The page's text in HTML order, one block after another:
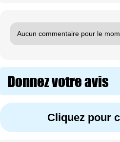
Aucun commentaire pour le
Donnez votre avis
Cliquez pour